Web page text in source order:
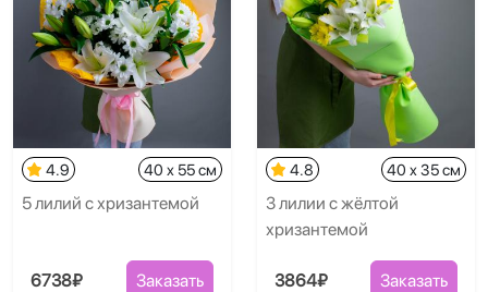
4.9 40 x 55 см
5 лилий с хризантемой
6738₽ Заказать
4.8 40 x 35 см
3 лилии с жёлтой
хризантемой
3864₽ Заказать